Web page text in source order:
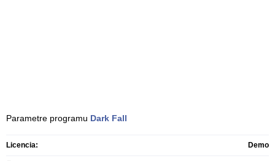
Parametre programu Dark Fall
Licencia: Demo